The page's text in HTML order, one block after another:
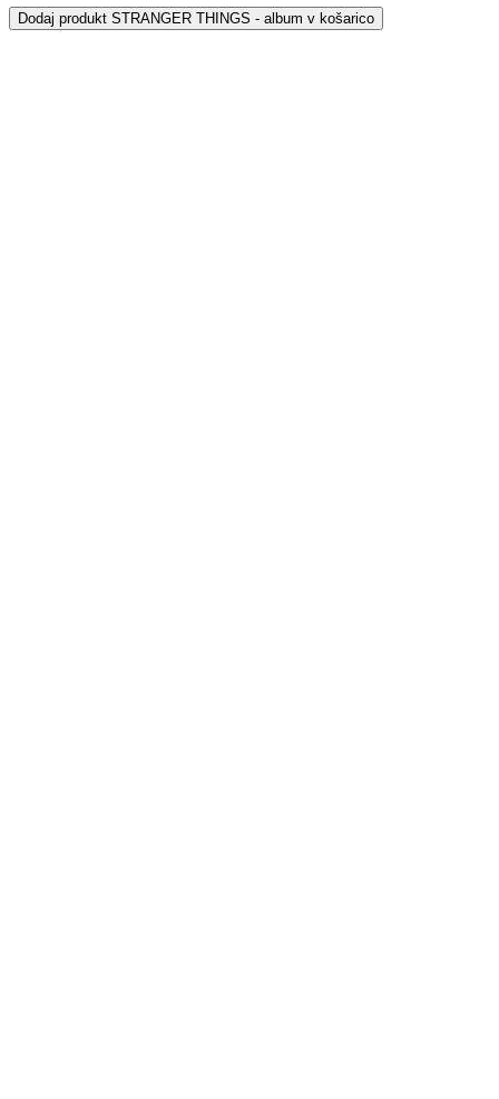
Dodaj produkt STRANGER THINGS - album v košarico